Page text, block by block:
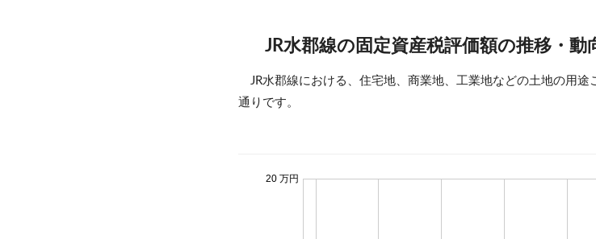
JR水郡線の固定資産税評価額の推移・動
JR水郡線における、住宅地、商業地、工業地などの土地の用
通りです。
20 万円